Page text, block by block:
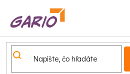
obsah